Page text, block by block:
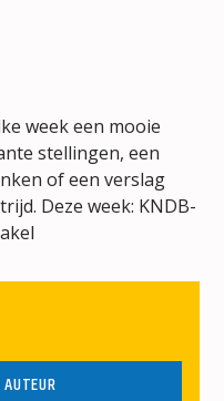
week een mooie
stellingen, een
of een verslag
Deze week: KNDB-